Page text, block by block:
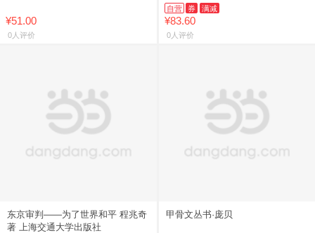
课外**哲学入门科普畅销书
¥51.00
0人评价
自营 券 满减
¥83.60
0人评价
东京审判——为了世界和平 程兆奇
著 上海交通大学出版社
甲骨文丛书·庞贝